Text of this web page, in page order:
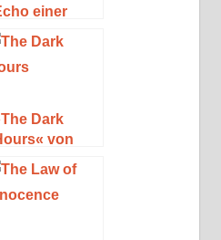
einer
–
Staffel 1
Dark
von
Connelly